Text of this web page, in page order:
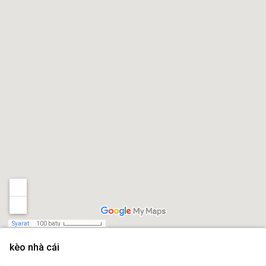
kèo nhà cái
Syarat 100 batu